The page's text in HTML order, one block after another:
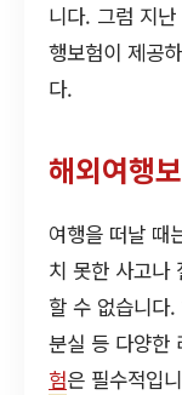
니다. 그럼 지
행보험이 제공
다.
해외여행
여행을 떠날 때
치 못한 사고나
할 수 없습니다
분실 등 다양한
험은 필수적입